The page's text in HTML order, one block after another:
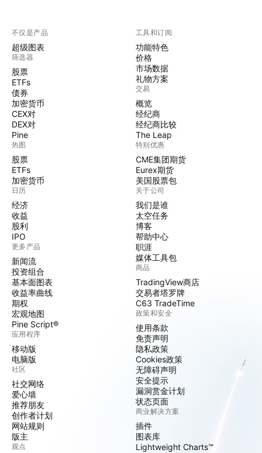
不仅是产品
超级图表
筛选器
股票
ETFs
债券
加密货币
CEX对
DEX对
Pine
热图
股票
ETFs
加密货币
日历
经济
收益
股利
IPO
更多产品
新闻流
投资组合
基本面图表
收益率曲线
期权
宏观地图
Pine Script®
应用程序
移动版
电脑版
社区
社交网络
爱心墙
推荐朋友
创作者计划
网站规则
版主
观点
工具和订阅
功能特色
价格
市场数据
礼物方案
交易
概览
经纪商
经纪商比较
The Leap
特别优惠
CME集团期货
Eurex期货
美国股票包
关于公司
我们是谁
太空任务
博客
帮助中心
职涯
媒体工具包
商品
TradingView商店
交易者塔罗牌
C63 TradeTime
政策和安全
使用条款
免责声明
隐私政策
Cookies政策
无障碍声明
安全提示
漏洞赏金计划
状态页面
商业解决方案
插件
图表库
Lightweight Charts™